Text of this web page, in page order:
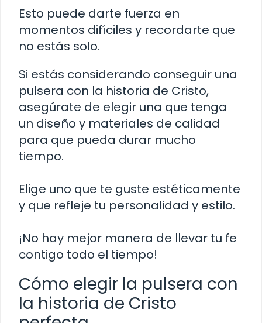
Esto puede darte fuerza en
momentos difíciles y recordarte que
no estás solo.
Si estás considerando conseguir una
pulsera con la historia de Cristo,
asegúrate de elegir una que tenga
un diseño y materiales de calidad
para que pueda durar mucho
tiempo.
Elige uno que te guste estéticamente
y que refleje tu personalidad y estilo.
¡No hay mejor manera de llevar tu fe
contigo todo el tiempo!
Cómo elegir la pulsera con
la historia de Cristo